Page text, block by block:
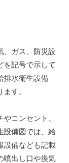
、ガス、防災設
を記号で示して
排水衛生設備
す。
コンセント、
設備図では、給
設備なども記載
噴出し口や換気